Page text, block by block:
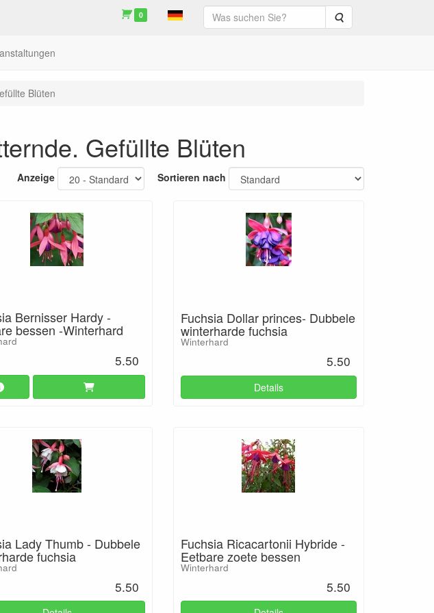
0 Suche
Blüten
Gefüllte Blüten
Anzeige Sortieren nach
Bernisser Hardy -
bessen -Winterhard
5.50
Fuchsia Dollar princes- Dubbele
winterharde fuchsia
Winterhard
5.50
Details
Lady Thumb - Dubbele
fuchsia
5.50
Fuchsia Ricacartonii Hybride -
Eetbare zoete bessen
Winterhard
5.50